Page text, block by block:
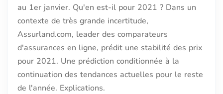
au 1er janvier. Qu'en est-il pour 2021 ? Dans un
contexte de très grande incertitude,
Assurland.com, leader des comparateurs
d'assurances en ligne, prédit une stabilité des prix
pour 2021. Une prédiction conditionnée à la
continuation des tendances actuelles pour le reste
de l'année. Explications.